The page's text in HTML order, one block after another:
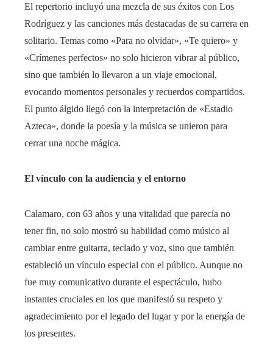
El repertorio incluyó una mezcla de sus éxitos con Los
Rodríguez y las canciones más destacadas de su carrera en
solitario. Temas como «Para no olvidar», «Te quiero» y
«Crímenes perfectos» no solo hicieron vibrar al público,
sino que también lo llevaron a un viaje emocional,
evocando momentos personales y recuerdos compartidos.
El punto álgido llegó con la interpretación de «Estadio
Azteca», donde la poesía y la música se unieron para
cerrar una noche mágica.
El vínculo con la audiencia y el entorno
Calamaro, con 63 años y una vitalidad que parecía no
tener fin, no solo mostró su habilidad como músico al
cambiar entre guitarra, teclado y voz, sino que también
estableció un vínculo especial con el público. Aunque no
fue muy comunicativo durante el espectáculo, hubo
instantes cruciales en los que manifestó su respeto y
agradecimiento por el legado del lugar y por la energía de
los presentes.